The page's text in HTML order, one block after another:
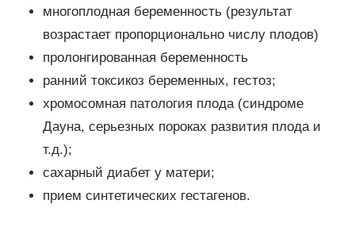
многоплодная беременность (результат
возрастает пропорционально числу плодов)
пролонгированная беременность
ранний токсикоз беременных, гестоз;
хромосомная патология плода (синдроме
Дауна, серьезных пороках развития плода и
т.д.);
сахарный диабет у матери;
прием синтетических гестагенов.